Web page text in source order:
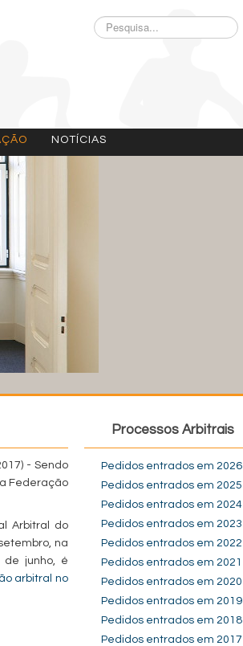
Pesquisa...
NOTÍCIAS
- Sendo
Federação
Arbitral do
na
de junho, é
arbitral no
Processos Arbitrais
Pedidos entrados em 2026
Pedidos entrados em 2025
Pedidos entrados em 2024
Pedidos entrados em 2023
Pedidos entrados em 2022
Pedidos entrados em 2021
Pedidos entrados em 2020
Pedidos entrados em 2019
Pedidos entrados em 2018
Pedidos entrados em 2017